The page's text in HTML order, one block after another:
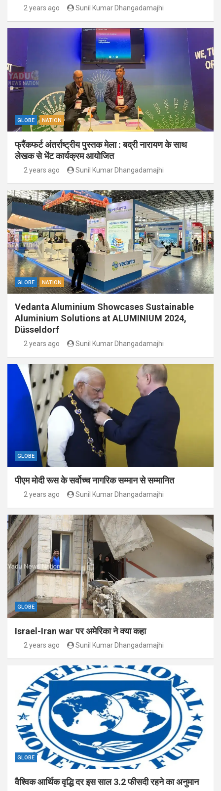
2 years ago Sunil Kumar Dhangadamajhi
GLOBE NATION
फ्रैंकफर्ट अंतर्राष्ट्रीय पुस्तक मेला : बद्री नारायण के साथ
लेखक से भेंट कार्यक्रम आयोजित
2 years ago Sunil Kumar Dhangadamajhi
GLOBE NATION
Vedanta Aluminium Showcases Sustainable
Aluminium Solutions at ALUMINIUM 2024,
Düsseldorf
2 years ago Sunil Kumar Dhangadamajhi
GLOBE
पीएम मोदी रूस के सर्वोच्च नागरिक सम्मान से सम्मानित
2 years ago Sunil Kumar Dhangadamajhi
GLOBE
Israel-Iran war पर अमेरिका ने क्या कहा
2 years ago Sunil Kumar Dhangadamajhi
GLOBE
वैश्विक आर्थिक वृद्धि दर इस साल 3.2 फीसदी रहने का अनुमान